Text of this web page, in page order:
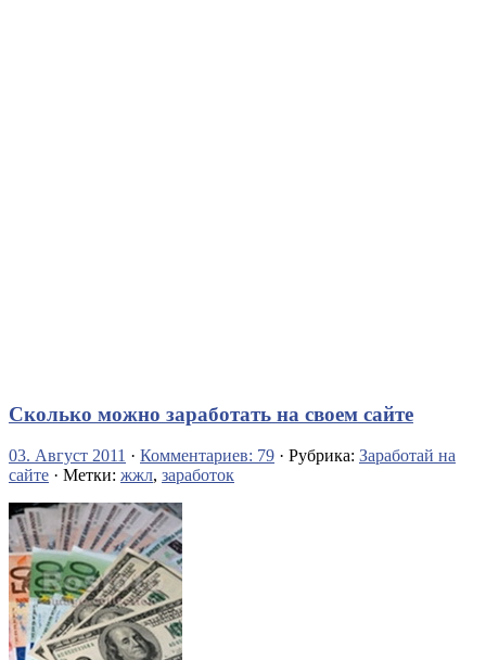
Сколько можно заработать на своем сайте
03. Август 2011 · Комментариев: 79 · Рубрика: Заработай на
сайте · Метки: жжл, заработок